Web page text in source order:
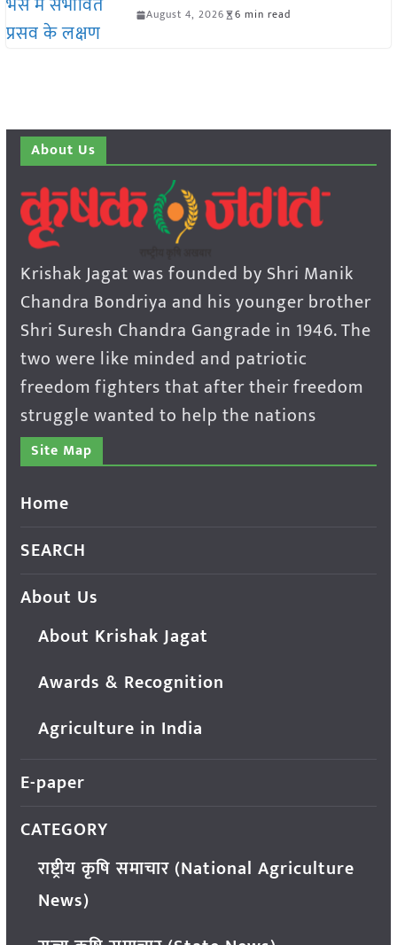
August 4, 2026 6 min read
About Us
Krishak Jagat was founded by Shri Manik
Chandra Bondriya and his younger brother
Shri Suresh Chandra Gangrade in 1946. The
two were like minded and patriotic
freedom fighters that after their freedom
struggle wanted to help the nations
Site Map
Home
SEARCH
About Us
About Krishak Jagat
Awards & Recognition
Agriculture in India
E-paper
CATEGORY
राष्ट्रीय कृषि समाचार (National Agriculture
News)